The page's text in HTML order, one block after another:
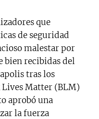
que
de seguridad
malestar por
bien recibidas del
tras los
Matter (BLM)
aprobó una
la fuerza